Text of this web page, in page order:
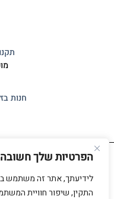
הפרטיות שלך חשובה
התקין, שיפור חוויית
חנות
כל הזכויות